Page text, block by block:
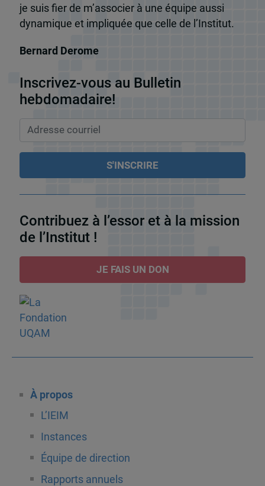
je suis fier de m’associer à une équipe aussi
dynamique et impliquée que celle de l’Institut.
Bernard Derome
Inscrivez-vous au Bulletin
hebdomadaire!
Contribuez à l’essor et à la mission
de l’Institut !
JE FAIS UN DON
À propos
L’IEIM
Instances
Équipe de direction
Rapports annuels